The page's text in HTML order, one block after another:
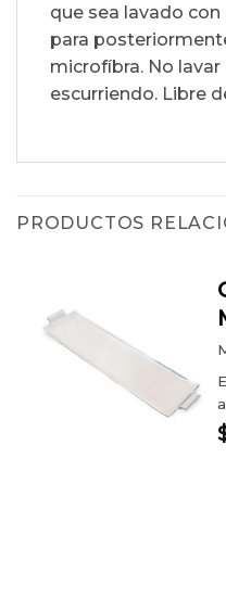
que sea lavado
para
microfíbra. No lavar
escurriendo. Libre
PRODUCTOS